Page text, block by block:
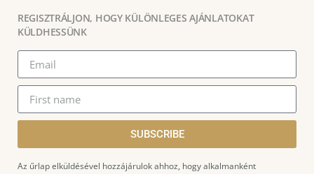
REGISZTRÁLJON, HOGY KÜLÖNLEGES AJÁNLATOKAT
KÜLDHESSÜNK
SUBSCRIBE
Az űrlap elküldésével hozzájárulok ahhoz, hogy alkalmanként